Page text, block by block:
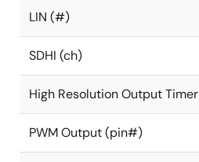
LIN (#)
SDHI (ch)
High Resolution Output Timer
PWM Output (pin#)